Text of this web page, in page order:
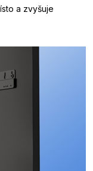
a zvyšuje